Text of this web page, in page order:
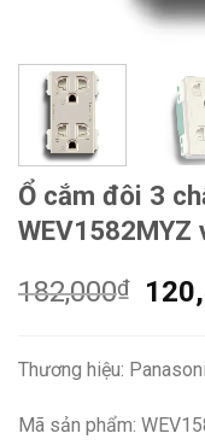
Ổ cắm đôi 3
WEV1582MYZ
182,000₫
Giá
Thương hiệu:
Mã sản phẩm: